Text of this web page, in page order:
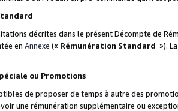
décrites dans le présent Décompte de
en Annexe (« Rémunération Standard »).
ou Promotions
de proposer de temps à autre des
une rémunération supplémentaire ou